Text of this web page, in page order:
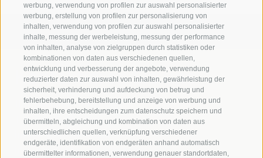
werbung, verwendung von profilen zur auswahl personalisierter
werbung, erstellung von profilen zur personalisierung von
inhalten, verwendung von profilen zur auswahl personalisierter
inhalte, messung der werbeleistung, messung der performance
von inhalten, analyse von zielgruppen durch statistiken oder
kombinationen von daten aus verschiedenen quellen,
entwicklung und verbesserung der angebote, verwendung
reduzierter daten zur auswahl von inhalten, gewährleistung der
sicherheit, verhinderung und aufdeckung von betrug und
fehlerbehebung, bereitstellung und anzeige von werbung und
inhalten, ihre entscheidungen zum datenschutz speichern und
übermitteln, abgleichung und kombination von daten aus
unterschiedlichen quellen, verknüpfung verschiedener
endgeräte, identifikation von endgeräten anhand automatisch
übermittelter informationen, verwendung genauer standortdaten,
Kontaktieren Sie uns
IDM Südtirol - Alto Adige
+39 0471 094 000
info[at]idm-suedtirol.com
idm[at]pec.idm-suedtirol.com